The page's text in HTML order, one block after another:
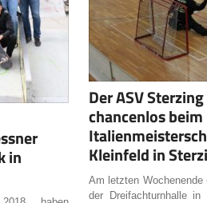
in
Der ASV
chancenlos
Kleinfeld in
Am letzten
der Dreifachturnhalle in